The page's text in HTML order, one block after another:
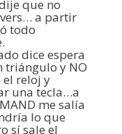
que no
a partir
todo
dice espera
triángulo y NO
el reloj y
una tecla…a
me salía
lo que
sí sale el